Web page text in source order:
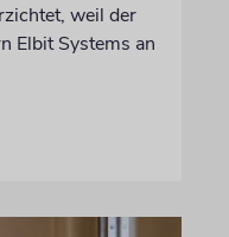
weil der
Elbit Systems an